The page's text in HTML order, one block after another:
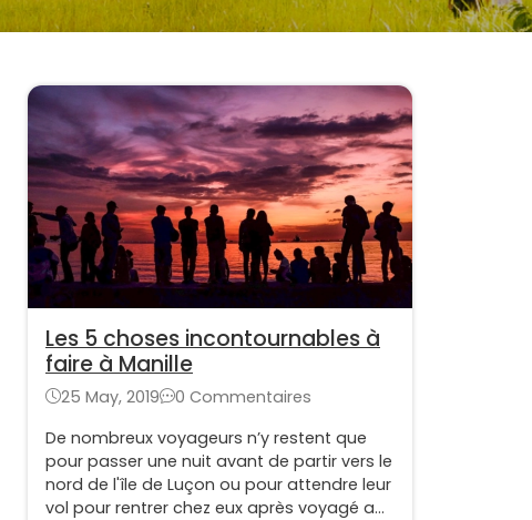
Les 5 choses incontournables à
faire à Manille
25 May, 2019
0 Commentaires
De nombreux voyageurs n’y restent que
pour passer une nuit avant de partir vers le
nord de l'île de Luçon ou pour attendre leur
vol pour rentrer chez eux après voyagé aux